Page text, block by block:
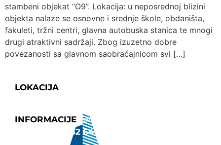
stambeni objekat “O9”. Lokacija: u neposrednoj blizini
objekta nalaze se osnovne i srednje škole, obdaništa,
fakuleti, tržni centri, glavna autobuska stanica te mnogi
drugi atraktivni sadržaji. Zbog izuzetno dobre
povezanosti sa glavnom saobraćajnicom svi […]
LOKACIJA
INFORMACIJE Tel: 035/252-642
387 35 252 640